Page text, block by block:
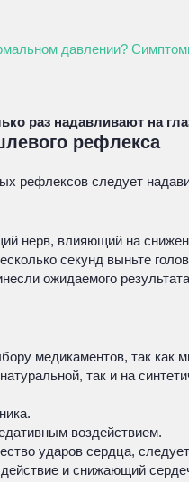
давлении?
раз надавливают на
рефлекса
рефлексов следует
нерв, влияющий на
секунд выньте
ожидаемого
медикаментов, так как
так и на
воздействием.
ударов сердца,
и снижающий